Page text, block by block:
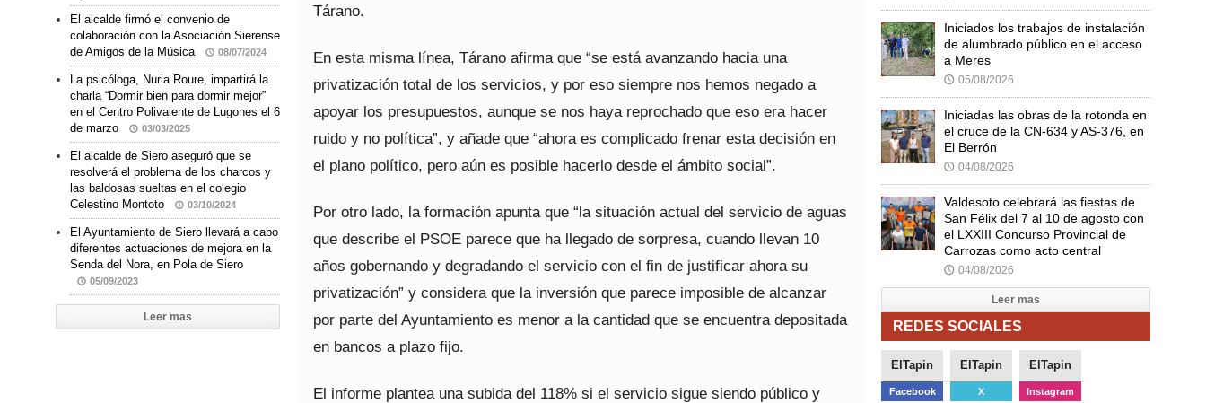
Tárano.
En esta misma línea, Tárano afirma que “se está avanzando hacia una
privatización total de los servicios, y por eso siempre nos hemos negado a
apoyar los presupuestos, aunque se nos haya reprochado que eso era hacer
ruido y no política”, y añade que “ahora es complicado frenar esta decisión en
el plano político, pero aún es posible hacerlo desde el ámbito social”.
Por otro lado, la formación apunta que “la situación actual del servicio de aguas
que describe el PSOE parece que ha llegado de sorpresa, cuando llevan 10
años gobernando y degradando el servicio con el fin de justificar ahora su
privatización” y considera que la inversión que parece imposible de alcanzar
por parte del Ayuntamiento es menor a la cantidad que se encuentra depositada
en bancos a plazo fijo.
El informe plantea una subida del 118% si el servicio sigue siendo público y
El alcalde firmó el convenio de
colaboración con la Asociación Sierense
de Amigos de la Música
08/07/2024
La psicóloga, Nuria Roure, impartirá la
charla “Dormir bien para dormir mejor”
en el Centro Polivalente de Lugones el 6
de marzo
03/03/2025
El alcalde de Siero aseguró que se
resolverá el problema de los charcos y
las baldosas sueltas en el colegio
Celestino Montoto
03/10/2024
El Ayuntamiento de Siero llevará a cabo
diferentes actuaciones de mejora en la
Senda del Nora, en Pola de Siero
05/09/2023
Leer mas
Iniciados los trabajos de instalación
de alumbrado público en el acceso
a Meres
🕔 05/08/2026
Iniciadas las obras de la rotonda en
el cruce de la CN-634 y AS-376, en
El Berrón
🕔 04/08/2026
Valdesoto celebrará las fiestas de
San Félix del 7 al 10 de agosto con
el LXXIII Concurso Provincial de
Carrozas como acto central
🕔 04/08/2026
Leer mas
REDES SOCIALES
ElTapin
Facebook
ElTapin
X
ElTapin
Instagram